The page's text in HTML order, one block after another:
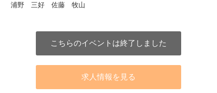
浦野 三好 佐藤 牧山
こちらのイベントは終了しました
求人情報を見る